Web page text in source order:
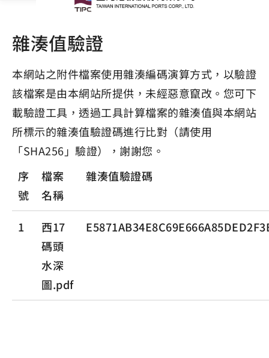
雜湊值驗證
本網站之附件檔案使用雜湊編碼演算方式，以驗證
該檔案是由本網站所提供，未經惡意竄改。您可下
載驗證工具，透過工具計算檔案的雜湊值與本網站
所標示的雜湊值驗證碼進行比對（請使用
「SHA256」驗證），謝謝您。
序
號
檔案
名稱
雜湊值驗證碼
1
西17
碼頭
水深
圖.pdf